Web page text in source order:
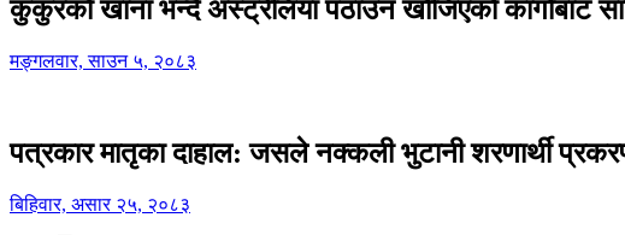
कुकुरको खाना भन्दै अस्ट्रेलिया पठाउन खोजिएको कार्गोबाट
मङ्गलवार, साउन ५, २०८३
पत्रकार मातृका दाहाल: जसले नक्कली भुटानी शरणार्थी
बिहिवार, असार २५, २०८३